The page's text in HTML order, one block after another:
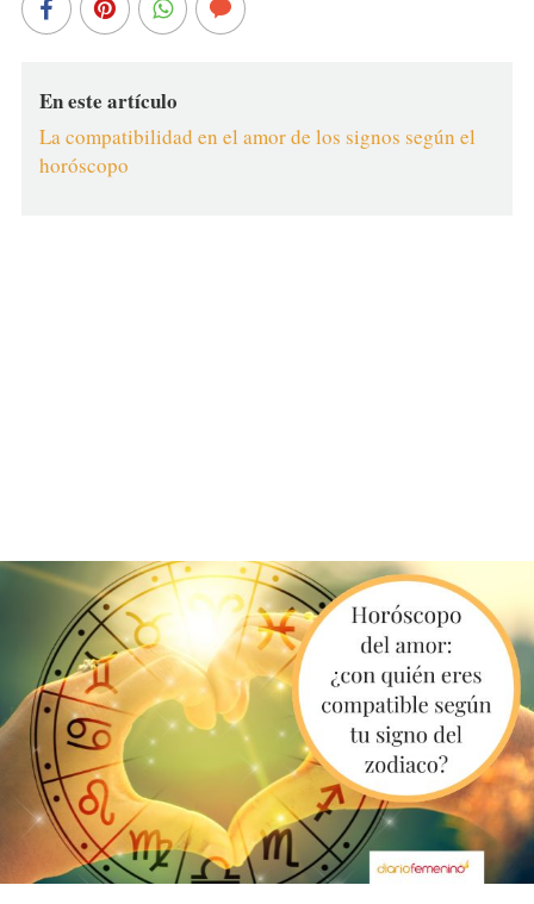
En este artículo
La compatibilidad en el amor de los signos según el
horóscopo